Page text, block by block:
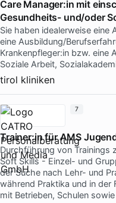
Care Manager:in mit
Gesundheits- und/oder
Sie haben idealerweise eine
eine Ausbildung/
Krankenpfleger:in bzw. eine
Soziale Arbeit,
tirol kliniken
Trainer:in für AMS
Durchführung von Trainings
Soft Skills - Einzel- und
der Suche nach Lehr- und
während Praktika und in
mit Betrieben, Schulen
7